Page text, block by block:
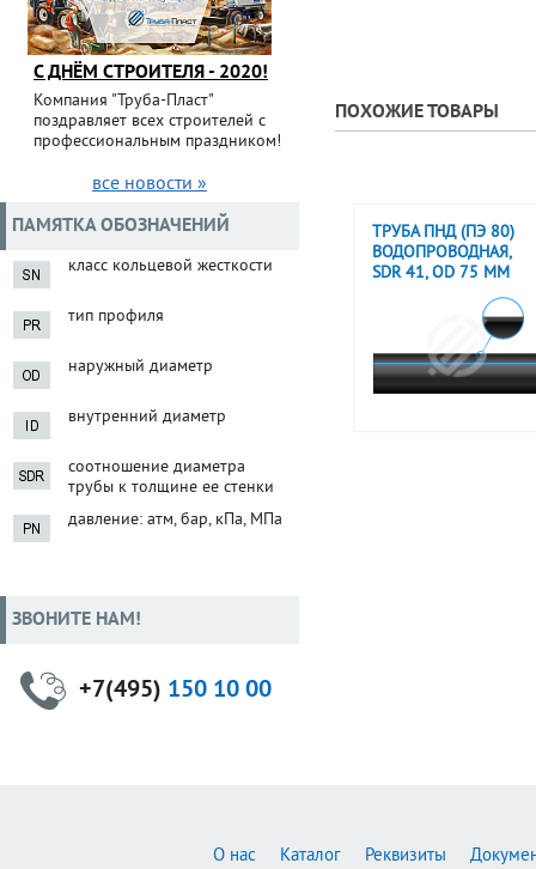
ПОХОЖИЕ ТОВАРЫ
ТРУБА ПНД (ПЭ 80)
ВОДОПРОВОДНАЯ,
SDR 41, OD 75 ММ
С ДНЁМ СТРОИТЕЛЯ - 2020!
Компания "Труба-Пласт"
поздравляет всех строителей с
профессиональным праздником!
все новости »
ПАМЯТКА ОБОЗНАЧЕНИЙ
класс кольцевой жесткости
тип профиля
наружный диаметр
внутренний диаметр
соотношение диаметра
трубы к толщине ее стенки
давление: атм, бар, кПа, МПа
ЗВОНИТЕ НАМ!
+7(495) 150 10 00
О нас Каталог Реквизиты